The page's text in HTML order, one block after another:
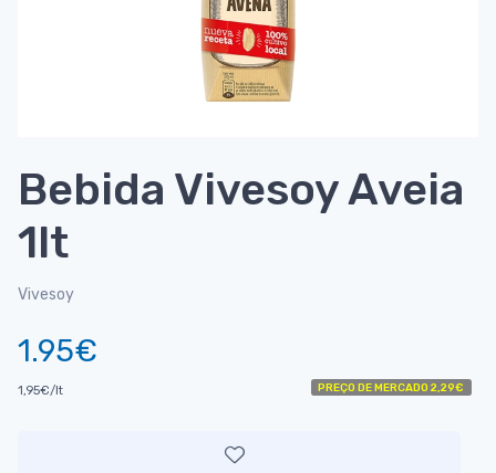
Bebida Vivesoy Aveia
1lt
Vivesoy
1.95€
1,95€/lt PREÇO DE MERCADO 2,29€